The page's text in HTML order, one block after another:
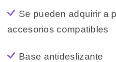
Se pueden adquirir a
accesorios compatibles
Base antideslizante